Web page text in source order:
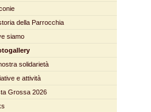
della Parrocchia
siamo
solidarietà
e attività
Grossa 2026